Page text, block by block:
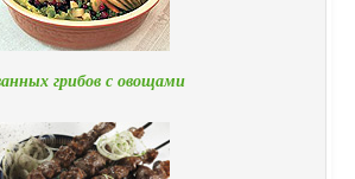
грибов с овощами